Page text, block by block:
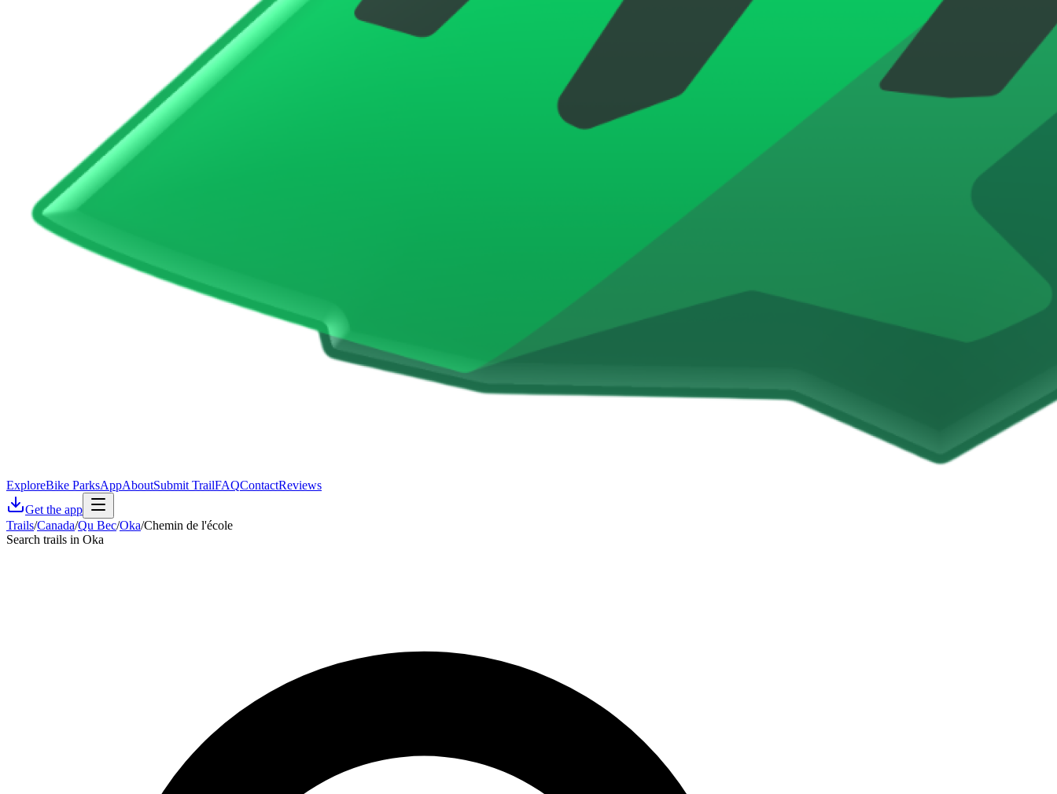
ExploreBike ParksAppAboutSubmit TrailFAQContactReviews
Get the app
Trails/Canada/Qu Bec/Oka/Chemin de l'école
Search trails in Oka